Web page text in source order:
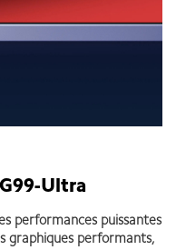
Ultra
performances puissantes
graphiques performants,